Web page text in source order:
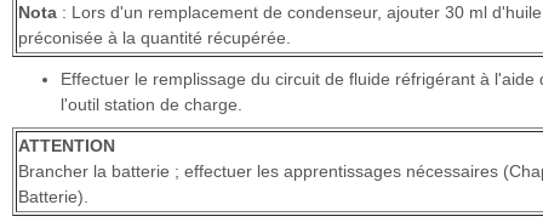
Nota : Lors d'un remplacement de condenseur, ajouter 30 ml d'huile
préconisée à la quantité récupérée.
Effectuer le remplissage du circuit de fluide réfrigérant à l'aide
l'outil station de charge.
ATTENTION
Brancher la batterie ; effectuer les apprentissages nécessaires
Batterie).